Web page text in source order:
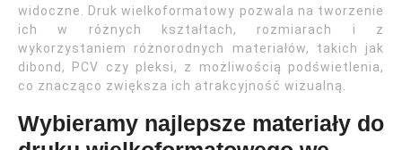
widoczne. Druk wielkoformatowy pozwala na tworzenie
ich w różnych kształtach, rozmiarach i z
wykorzystaniem różnorodnych materiałów, takich jak
dibond, PCV czy pleksi, z możliwością podświetlenia,
co znacząco zwiększa ich atrakcyjność wizualną.
Wybieramy najlepsze materiały do